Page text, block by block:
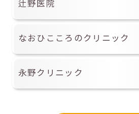
辻野医院
なおひこころのクリニック
永野クリニック